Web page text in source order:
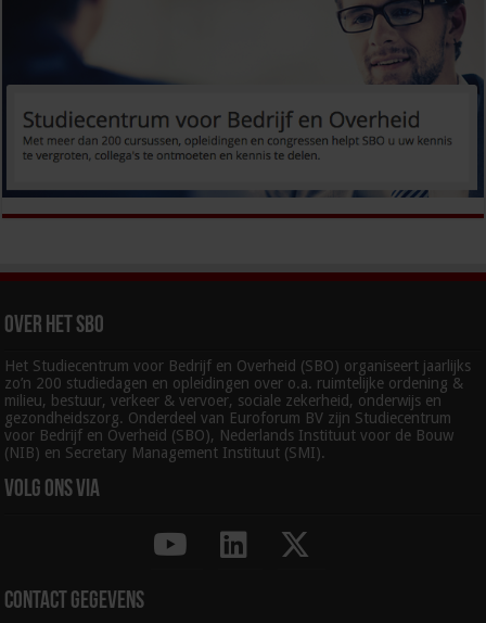
Over het SBO
Het Studiecentrum voor Bedrijf en Overheid (SBO) organiseert jaarlijks
zo’n 200 studiedagen en opleidingen over o.a. ruimtelijke ordening &
milieu, bestuur, verkeer & vervoer, sociale zekerheid, onderwijs en
gezondheidszorg. Onderdeel van Euroforum BV zijn Studiecentrum
voor Bedrijf en Overheid (SBO), Nederlands Instituut voor de Bouw
(NIB) en Secretary Management Instituut (SMI).
Volg ons via
Contact gegevens